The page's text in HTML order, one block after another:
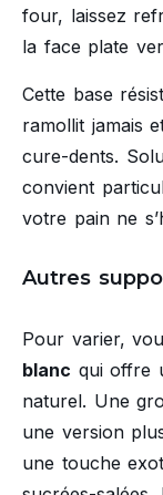
four, laissez
la face plate
Cette base
ramollit jamais
cure-dents.
convient
votre pain ne
Autres
Pour varier,
blanc qui offre
naturel. Une
une version
une touche